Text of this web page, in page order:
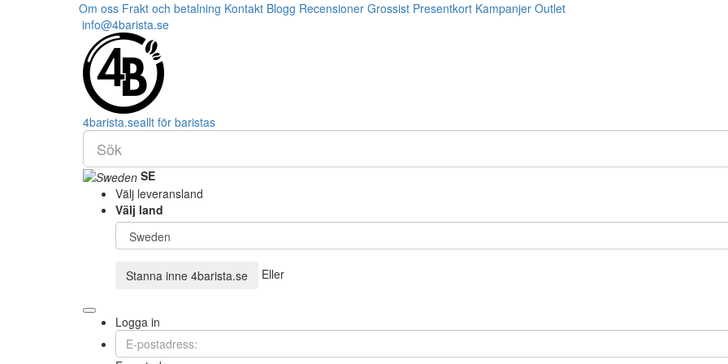
Om oss Frakt och betalning Kontakt Blogg Recensioner Grossist Presentkort Kampanjer Outlet
info@4barista.se
4barista.seallt för baristas
SE
Välj leveransland
Välj land
Stanna inne 4barista.se Eller
Logga in